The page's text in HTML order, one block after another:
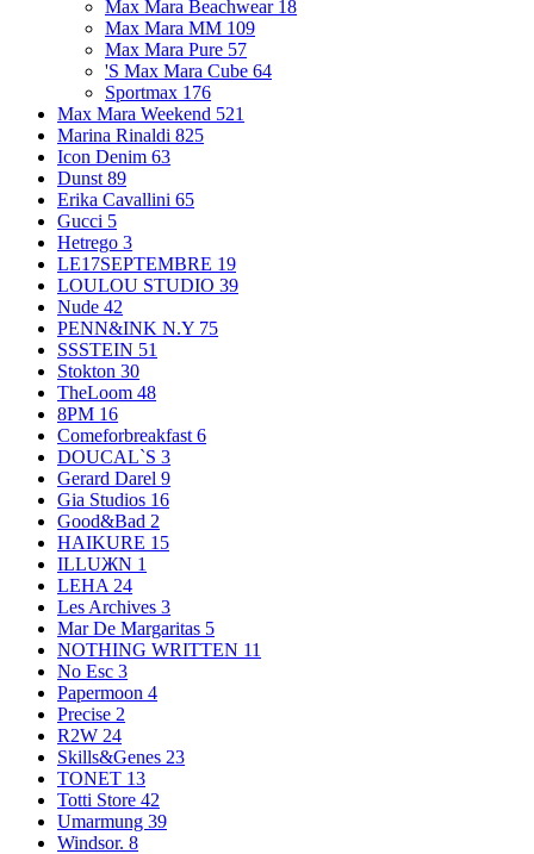
Max Mara Beachwear 18
Max Mara MM 109
Max Mara Pure 57
'S Max Mara Cube 64
Sportmax 176
Max Mara Weekend 521
Marina Rinaldi 825
Icon Denim 63
Dunst 89
Erika Cavallini 65
Gucci 5
Hetrego 3
LE17SEPTEMBRE 19
LOULOU STUDIO 39
Nude 42
PENN&INK N.Y 75
SSSTEIN 51
Stokton 30
TheLoom 48
8PM 16
Comeforbreakfast 6
DOUCAL`S 3
Gerard Darel 9
Gia Studios 16
Good&Bad 2
HAIKURE 15
ILLUЖN 1
LEHA 24
Les Archives 3
Mar De Margaritas 5
NOTHING WRITTEN 11
No Esc 3
Papermoon 4
Precise 2
R2W 24
Skills&Genes 23
TONET 13
Totti Store 42
Umarmung 39
Windsor. 8